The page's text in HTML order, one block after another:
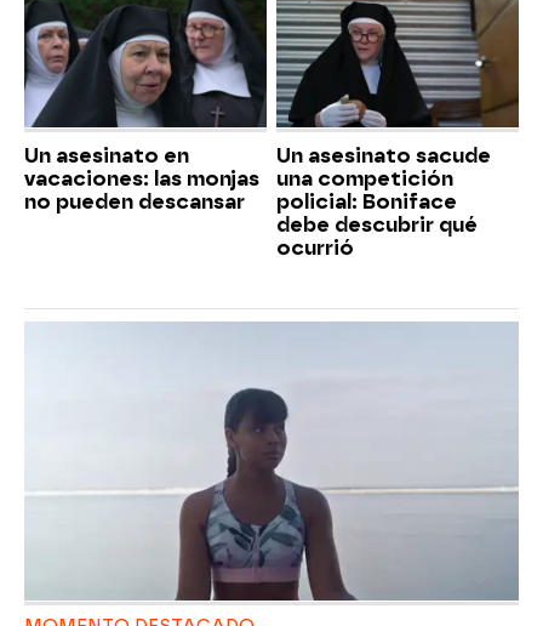
Un asesinato en
vacaciones: las monjas
no pueden descansar
Un asesinato sacude
una competición
policial: Boniface
debe descubrir qué
ocurrió